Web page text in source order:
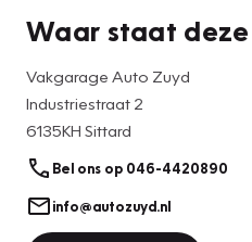
Onze advertenties worden
advertenties fouten bevatten,
worden ontleend. Graag willen
zelf zorg draagt voor het
keuze kunnen beïnvloeden.
Waar staat
Vakgarage Auto Zuyd
Industriestraat 2
6135KH Sittard
Bel ons op 046-4420890
info@autozuyd.nl